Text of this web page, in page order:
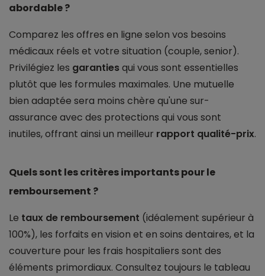
abordable ?
Comparez les offres en ligne selon vos besoins
médicaux réels et votre situation (couple, senior).
Privilégiez les garantiesqui vous sont essentielles
plutôt que les formules maximales. Une mutuelle
bien adaptée sera moins chère qu'une sur-
assurance avec des protections qui vous sont
inutiles, offrant ainsi un meilleur rapport qualité-prix.
Quels sont les critères importants pour le
remboursement ?
Le taux de remboursement (idéalement supérieur à
100%), les forfaits en vision et en soins dentaires, et la
couverture pour les frais hospitaliers sont des
éléments primordiaux. Consultez toujours le tableau